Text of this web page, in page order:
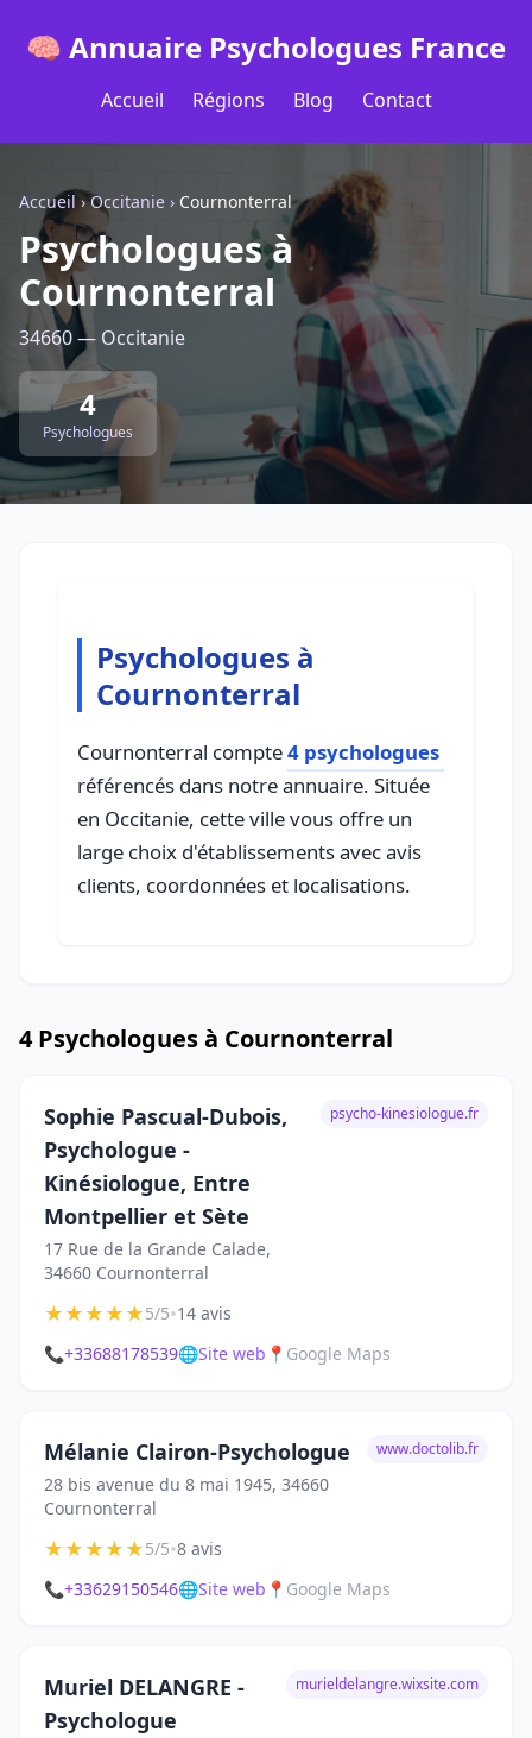
🧠 Annuaire Psychologues France
Accueil Régions Blog Contact
Accueil ›Occitanie › Cournonterral
Psychologues à
Cournonterral
34660 — Occitanie
4
Psychologues
Psychologues à
Cournonterral
Cournonterral compte4 psychologues
référencés dans notre annuaire. Située
en Occitanie, cette ville vous offre un
large choix d'établissements avec avis
clients, coordonnées et localisations.
4 Psychologues à Cournonterral
Sophie Pascual-Dubois,
Psychologue -
Kinésiologue, Entre
Montpellier et Sète
17 Rue de la Grande Calade,
34660 Cournonterral
psycho-kinesiologue.fr
★★★★★5/5•14 avis
📞+33688178539🌐Site web 📍 Google Maps
Mélanie Clairon-Psychologue
28 bis avenue du 8 mai 1945, 34660
Cournonterral
www.doctolib.fr
★★★★★5/5•8 avis
📞+33629150546🌐Site web 📍 Google Maps
Muriel DELANGRE -
Psychologue
murieldelangre.wixsite.com